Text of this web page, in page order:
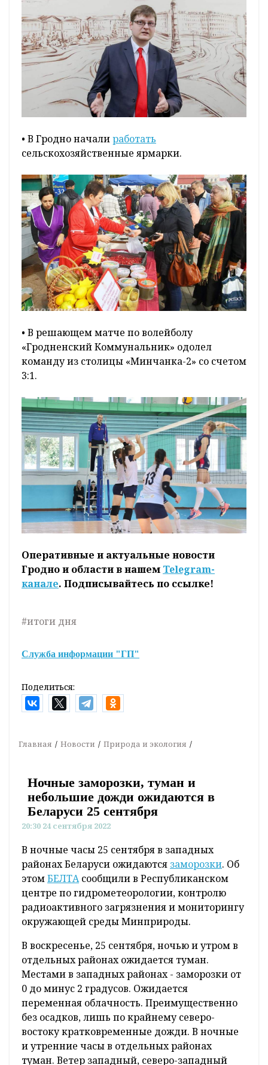
• В Гродно началиработать
сельскохозяйственные ярмарки.
• В решающем матче по волейболу
«Гродненский Коммунальник» одолел
команду из столицы «Минчанка-2» со счетом
3:1.
Оперативные и актуальные новости
Гродно и области в нашем Telegram-
канале. Подписывайтесь по ссылке!
#итоги дня
Служба информации "ГП"
Поделиться:
Главная Новости Природа и экология
Ночные заморозки, туман и
небольшие дожди ожидаются в
Беларуси 25 сентября
20:30 24 сентября 2022
В ночные часы 25 сентября в западных
районах Беларуси ожидаютсязаморозки
этомБЕЛТАсообщили в Республиканском
центре по гидрометеорологии, контролю
радиоактивного загрязнения и мониторингу
окружающей среды Минприроды.